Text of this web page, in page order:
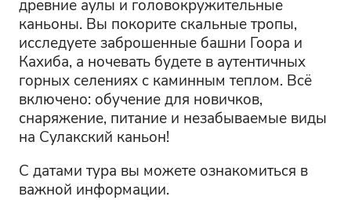
древние аулы и головокружительные
каньоны. Вы покорите скальные тропы,
исследуете заброшенные башни Гоора и
Кахиба, а ночевать будете в аутентичных
горных селениях с каминным теплом. Всё
включено: обучение для новичков,
снаряжение, питание и незабываемые виды
на Сулакский каньон!
С датами тура вы можете ознакомиться в
важной информации.